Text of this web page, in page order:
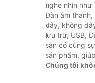
nghe nhìn như
Dàn âm
dây, không
lưu trữ, USB,
sẵn có cùng
sản phẩm,
Chúng tôi